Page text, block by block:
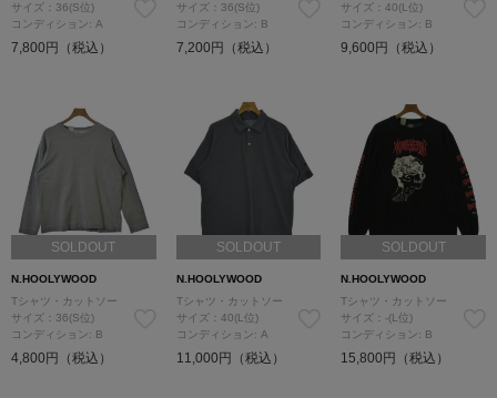
サイズ：36(S位)
コンディション: A
7,800円（税込）
サイズ：36(S位)
コンディション: B
7,200円（税込）
サイズ：40(L位)
コンディション: B
9,600円（税込）
SOLDOUT
N.HOOLYWOOD
Tシャツ・カットソー
サイズ：36(S位)
コンディション: B
4,800円（税込）
SOLDOUT
N.HOOLYWOOD
Tシャツ・カットソー
サイズ：40(L位)
コンディション: A
11,000円（税込）
SOLDOUT
N.HOOLYWOOD
Tシャツ・カットソー
サイズ：-(L位)
コンディション: B
15,800円（税込）